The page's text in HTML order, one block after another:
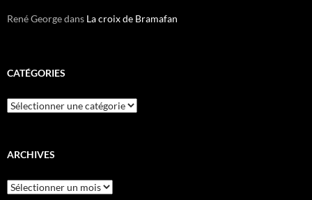
René Georgedans La croix de Bramafan
CATÉGORIES
Catégories
ARCHIVES
Archives